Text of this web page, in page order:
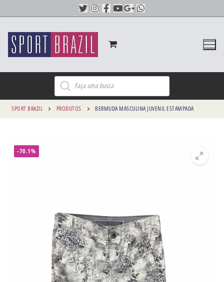
SPORT BRAZIL PRODUTOS BERMUDA MASCULINA JUVENIL ESTAMPADA
-70.1%